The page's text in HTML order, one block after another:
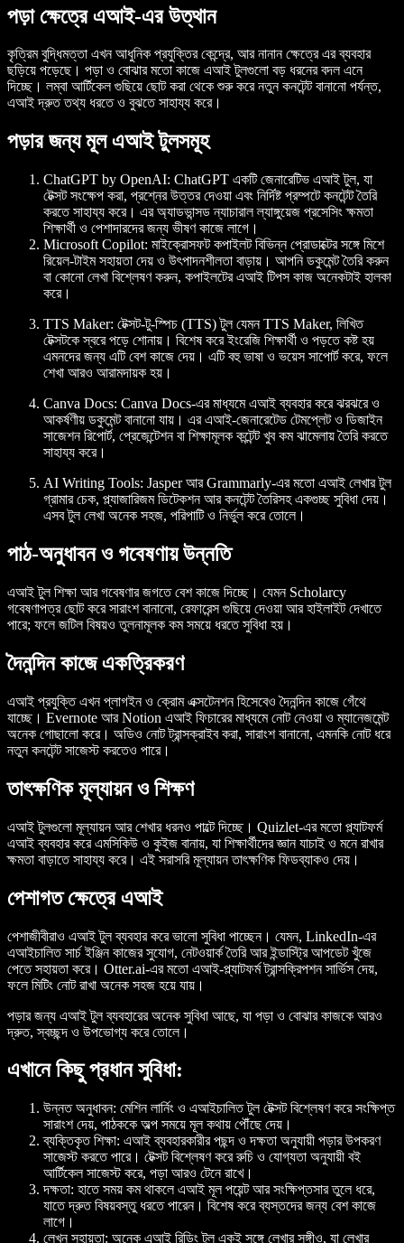
পড়া ক্ষেত্রে এআই-এর উত্থান
কৃত্রিম বুদ্ধিমত্তা এখন আধুনিক প্রযুক্তির কেন্দ্রে, আর নানান ক্ষেত্রে এর ব্যবহার
ছড়িয়ে পড়েছে। পড়া ও বোঝার মতো কাজে এআই টুলগুলো বড় ধরনের বদল এনে
দিচ্ছে। লম্বা আর্টিকেল গুছিয়ে ছোট করা থেকে শুরু করে নতুন কনটেন্ট বানানো পর্যন্ত,
এআই দ্রুত তথ্য ধরতে ও বুঝতে সাহায্য করে।
পড়ার জন্য মূল এআই টুলসমূহ
ChatGPT by OpenAI: ChatGPT একটি জেনারেটিভ এআই টুল, যা
টেক্সট সংক্ষেপ করা, প্রশ্নের উত্তর দেওয়া এবং নির্দিষ্ট প্রম্পটে কনটেন্ট তৈরি
করতে সাহায্য করে। এর অ্যাডভান্সড ন্যাচারাল ল্যাঙ্গুয়েজ প্রসেসিং ক্ষমতা
শিক্ষার্থী ও পেশাদারদের জন্য ভীষণ কাজে লাগে।
Microsoft Copilot: মাইক্রোসফট কপাইলট বিভিন্ন প্রোডাক্টের সঙ্গে মিশে
রিয়েল-টাইম সহায়তা দেয় ও উৎপাদনশীলতা বাড়ায়। আপনি ডকুমেন্ট তৈরি করুন
বা কোনো লেখা বিশ্লেষণ করুন, কপাইলটের এআই টিপস কাজ অনেকটাই হালকা
করে।
TTS Maker: টেক্সট-টু-স্পিচ (TTS) টুল যেমন TTS Maker, লিখিত
টেক্সটকে স্বরে পড়ে শোনায়। বিশেষ করে ইংরেজি শিক্ষার্থী ও পড়তে কষ্ট হয়
এমনদের জন্য এটি বেশ কাজে দেয়। এটি বহু ভাষা ও ভয়েস সাপোর্ট করে, ফলে
শেখা আরও আরামদায়ক হয়।
Canva Docs: Canva Docs-এর মাধ্যমে এআই ব্যবহার করে ঝরঝরে ও
আকর্ষণীয় ডকুমেন্ট বানানো যায়। এর এআই-জেনারেটেড টেমপ্লেট ও ডিজাইন
সাজেশন রিপোর্ট, প্রেজেন্টেশন বা শিক্ষামূলক কন্টেন্ট খুব কম ঝামেলায় তৈরি করতে
সাহায্য করে।
AI Writing Tools: Jasper আর Grammarly-এর মতো এআই লেখার টুল
গ্রামার চেক, প্ল্যাজারিজম ডিটেকশন আর কনটেন্ট তৈরিসহ একগুচ্ছ সুবিধা দেয়।
এসব টুল লেখা অনেক সহজ, পরিপাটি ও নির্ভুল করে তোলে।
পাঠ-অনুধাবন ও গবেষণায় উন্নতি
এআই টুল শিক্ষা আর গবেষণার জগতে বেশ কাজে দিচ্ছে। যেমন Scholarcy
গবেষণাপত্র ছোট করে সারাংশ বানানো, রেফারেন্স গুছিয়ে দেওয়া আর হাইলাইট দেখাতে
পারে; ফলে জটিল বিষয়ও তুলনামূলক কম সময়ে ধরতে সুবিধা হয়।
দৈনন্দিন কাজে একত্রিকরণ
এআই প্রযুক্তি এখন প্লাগইন ও ক্রোম এক্সটেনশন হিসেবেও দৈনন্দিন কাজে গেঁথে
যাচ্ছে। Evernote আর Notion এআই ফিচারের মাধ্যমে নোট নেওয়া ও ম্যানেজমেন্ট
অনেক গোছালো করে। অডিও নোট ট্রান্সক্রাইব করা, সারাংশ বানানো, এমনকি নোট ধরে
নতুন কনটেন্ট সাজেস্ট করতেও পারে।
তাৎক্ষণিক মূল্যায়ন ও শিক্ষণ
এআই টুলগুলো মূল্যায়ন আর শেখার ধরনও পাল্টে দিচ্ছে। Quizlet-এর মতো প্ল্যাটফর্ম
এআই ব্যবহার করে এমসিকিউ ও কুইজ বানায়, যা শিক্ষার্থীদের জ্ঞান যাচাই ও মনে রাখার
ক্ষমতা বাড়াতে সাহায্য করে। এই সরাসরি মূল্যায়ন তাৎক্ষণিক ফিডব্যাকও দেয়।
পেশাগত ক্ষেত্রে এআই
পেশাজীবীরাও এআই টুল ব্যবহার করে ভালো সুবিধা পাচ্ছেন। যেমন, LinkedIn-এর
এআইচালিত সার্চ ইঞ্জিন কাজের সুযোগ, নেটওয়ার্ক তৈরি আর ইন্ডাস্ট্রি আপডেট খুঁজে
পেতে সহায়তা করে। Otter.ai-এর মতো এআই-প্ল্যাটফর্ম ট্রান্সক্রিপশন সার্ভিস দেয়,
ফলে মিটিং নোট রাখা অনেক সহজ হয়ে যায়।
পড়ার জন্য এআই টুল ব্যবহারের অনেক সুবিধা আছে, যা পড়া ও বোঝার কাজকে আরও
দ্রুত, স্বচ্ছন্দ ও উপভোগ্য করে তোলে।
এখানে কিছু প্রধান সুবিধা:
উন্নত অনুধাবন: মেশিন লার্নিং ও এআইচালিত টুল টেক্সট বিশ্লেষণ করে সংক্ষিপ্ত
সারাংশ দেয়, পাঠককে অল্প সময়ে মূল কথায় পৌঁছে দেয়।
ব্যক্তিকৃত শিক্ষা: এআই ব্যবহারকারীর পছন্দ ও দক্ষতা অনুযায়ী পড়ার উপকরণ
সাজেস্ট করতে পারে। টেক্সট বিশ্লেষণ করে রুচি ও যোগ্যতা অনুযায়ী বই
আর্টিকেল সাজেস্ট করে, পড়া আরও টেনে রাখে।
দক্ষতা: হাতে সময় কম থাকলে এআই মূল পয়েন্ট আর সংক্ষিপ্তসার তুলে ধরে,
যাতে দ্রুত বিষয়বস্তু ধরতে পারেন। বিশেষ করে ব্যস্তদের জন্য বেশ কাজে
লাগে।
লেখন সহায়তা: অনেক এআই রিডিং টুল একই সঙ্গে লেখার সঙ্গীও, যা লেখার